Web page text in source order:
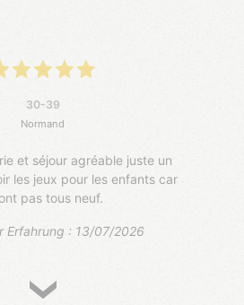
30-39
Normand
et séjour agréable juste un
les jeux pour les enfants car
pas tous neuf.
Erfahrung : 13/07/2026